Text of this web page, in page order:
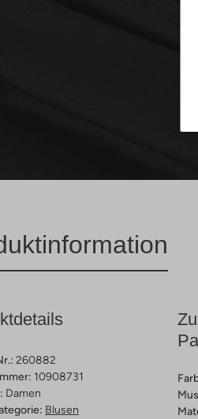
260882
10908731
Damen
Blusen